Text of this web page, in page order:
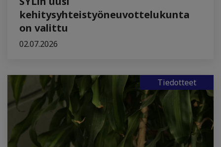
kehitysyhteistyöneuvottelukunta
on valittu
02.07.2026
Tiedotteet